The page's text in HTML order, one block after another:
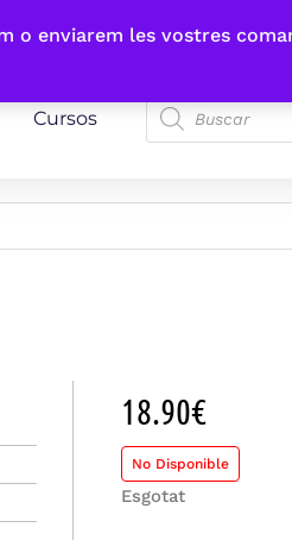
o enviarem les vostres
Cursos
18.90€
No Disponible
Esgotat